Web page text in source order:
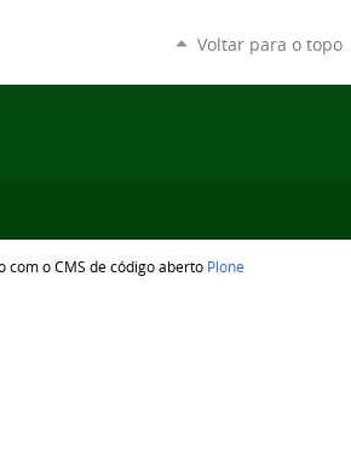
Voltar para o topo
com o CMS de código aberto Plone